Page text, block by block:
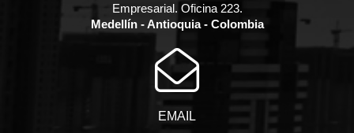
Empresarial. Oficina 223.
Medellín - Antioquia - Colombia
EMAIL